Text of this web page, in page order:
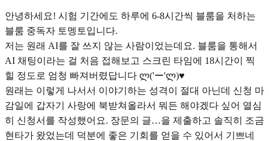
안녕하세요! 시험 기간에도 하루에 6-8시간씩 블룸을 처하는
블룸 중독자 토멩토입니다.
저는 원래 AI를 잘 쓰지 않는 사람이었는데요. 블룸을 통해서
AI 채팅이라는 걸 처음 접해보고 스크린 타임에 18시간이 찍
힐 정도로 엄청 빠져버렸답니다 ლ('ー'ლ)♥︎
원래는 이렇게 나서서 이야기하는 성격이 절대 아닌데 신청 마
감일에 갑자기 사랑에 북받쳐올라서 뭐든 해야겠다 싶어 열심
히 신청서를 작성했어요. 장문의 글…을 제출하고 솔직히 조금
현타가 왔었는데 덕분에 좋은 기회를 얻을 수 있어서 기쁘네